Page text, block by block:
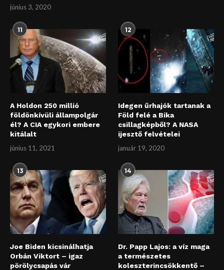
június 3, 2020
11
A Holdon 250 millió
földönkívüli állampolgár
él? A CIA egykori embere
kitálalt
június 11, 2021
12
Idegen űrhajók tartanak a
Föld felé a Bika
csillagképből? A NASA
ijesztő felvételei
január 19, 2020
13
Joe Biden kicsinálhatja
Orbán Viktort – igaz
pörölycsapás vár
14
Dr. Papp Lajos: a víz maga
a természetes
koleszterincsökkentő –